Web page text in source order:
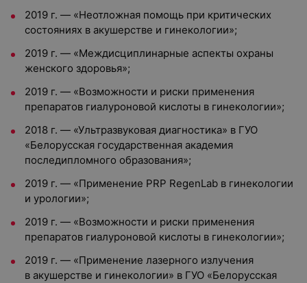
2019 г. — «Неотложная помощь при критических
состояниях в акушерстве и гинекологии»;
2019 г. — «Междисциплинарные аспекты охраны
женского здоровья»;
2019 г. — «Возможности и риски применения
препаратов гиалуроновой кислоты в гинекологии»;
2018 г. — «Ультразвуковая диагностика» в ГУО
«Белорусская государственная академия
последипломного образования»;
2019 г. — «Применение PRP RegenLab в гинекологии
и урологии»;
2019 г. — «Возможности и риски применения
препаратов гиалуроновой кислоты в гинекологии»;
2019 г. — «Применение лазерного излучения
в акушерстве и гинекологии» в ГУО «Белорусская